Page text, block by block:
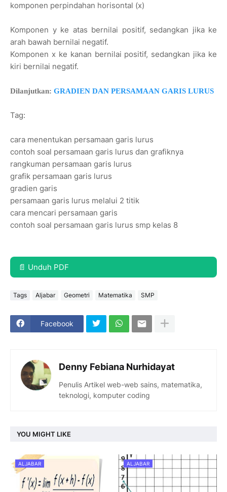
komponen perpindahan horisontal (x)
Komponen y ke atas bernilai positif, sedangkan jika ke
arah bawah bernilai negatif.
Komponen x ke kanan bernilai positif, sedangkan jika ke
kiri bernilai negatif.
Dilanjutkan: GRADIEN DAN PERSAMAAN GARIS LURUS
Tag:
cara menentukan persamaan garis lurus
contoh soal persamaan garis lurus dan grafiknya
rangkuman persamaan garis lurus
grafik persamaan garis lurus
gradien garis
persamaan garis lurus melalui 2 titik
cara mencari persamaan garis
contoh soal persamaan garis lurus smp kelas 8
📄 Unduh PDF
Tags Aljabar Geometri Matematika SMP
Facebook
Denny Febiana Nurhidayat
Penulis Artikel web-web sains, matematika,
teknologi, komputer coding
YOU MIGHT LIKE
ALJABAR ALJABAR